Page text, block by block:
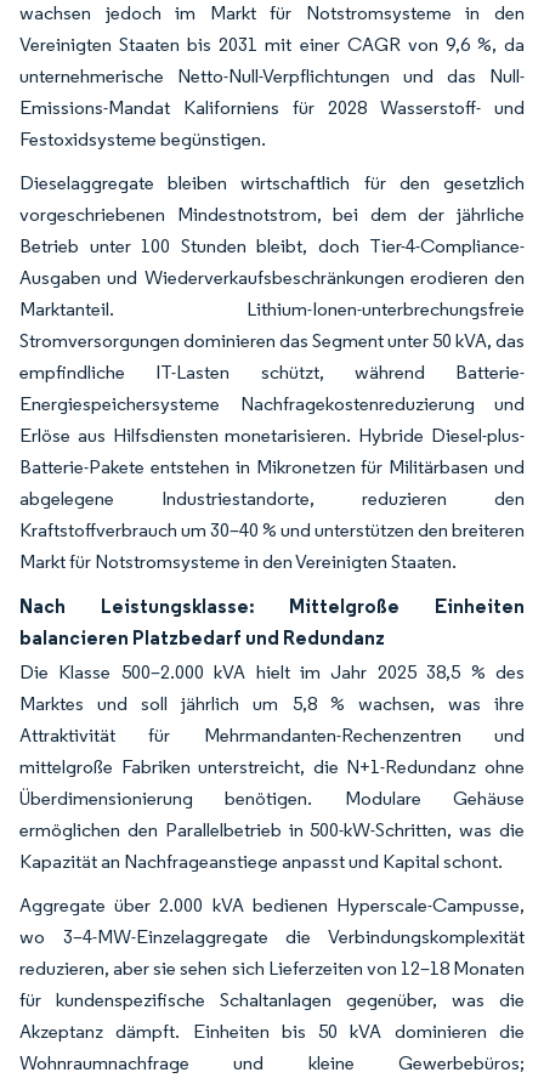
wachsen jedoch im Markt für Notstromsysteme in den
Vereinigten Staaten bis 2031 mit einer CAGR von 9,6 %, da
unternehmerische Netto-Null-Verpflichtungen und das Null-
Emissions-Mandat Kaliforniens für 2028 Wasserstoff- und
Festoxidsysteme begünstigen.
Dieselaggregate bleiben wirtschaftlich für den gesetzlich
vorgeschriebenen Mindestnotstrom, bei dem der jährliche
Betrieb unter 100 Stunden bleibt, doch Tier-4-Compliance-
Ausgaben und Wiederverkaufsbeschränkungen erodieren den
Marktanteil. Lithium-Ionen-unterbrechungsfreie
Stromversorgungen dominieren das Segment unter 50 kVA, das
empfindliche IT-Lasten schützt, während Batterie-
Energiespeichersysteme Nachfragekostenreduzierung und
Erlöse aus Hilfsdiensten monetarisieren. Hybride Diesel-plus-
Batterie-Pakete entstehen in Mikronetzen für Militärbasen und
abgelegene Industriestandorte, reduzieren den
Kraftstoffverbrauch um 30–40 % und unterstützen den breiteren
Markt für Notstromsysteme in den Vereinigten Staaten.
Nach Leistungsklasse: Mittelgroße Einheiten
balancieren Platzbedarf und Redundanz
Die Klasse 500–2.000 kVA hielt im Jahr 2025 38,5 % des
Marktes und soll jährlich um 5,8 % wachsen, was ihre
Attraktivität für Mehrmandanten-Rechenzentren und
mittelgroße Fabriken unterstreicht, die N+1-Redundanz ohne
Überdimensionierung benötigen. Modulare Gehäuse
ermöglichen den Parallelbetrieb in 500-kW-Schritten, was die
Kapazität an Nachfrageanstiege anpasst und Kapital schont.
Aggregate über 2.000 kVA bedienen Hyperscale-Campusse,
wo 3–4-MW-Einzelaggregate die Verbindungskomplexität
reduzieren, aber sie sehen sich Lieferzeiten von 12–18 Monaten
für kundenspezifische Schaltanlagen gegenüber, was die
Akzeptanz dämpft. Einheiten bis 50 kVA dominieren die
Wohnraumnachfrage und kleine Gewerbebüros;